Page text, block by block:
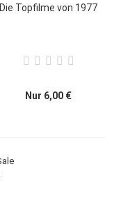
Die Topfilme von 1977
Nur 6,00 €